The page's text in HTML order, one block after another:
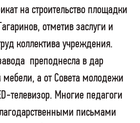
на строительство площадки
отметив заслуги и
коллектива учреждения.
преподнесла в дар
мебели, а от Совета молодежи
-телевизор. Многие педагоги
письмами